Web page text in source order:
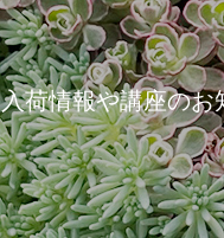
入荷情報や講座のお